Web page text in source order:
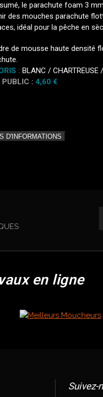
le parachute foam 3
des mouches parachute
idéal pour la pêche en
de mousse haute densité
: BLANC / CHARTREUSE /
PUBLIC : 4,60 €
D'INFORMATIONS
en ligne
Suivez-